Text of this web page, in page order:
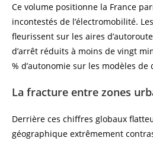
Ce volume positionne la France
incontestés de l’électromobilité.
fleurissent sur les aires
d’arrêt réduits à moins de vingt
% d’autonomie sur les modèles
La fracture entre zones
Derrière ces chiffres globaux
géographique extrêmement